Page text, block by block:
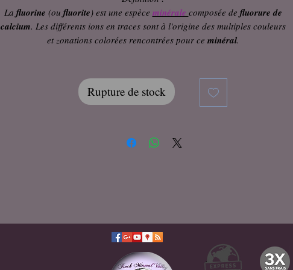
La fluorine (ou fluorite) est une espèce minérale composée de fluorure de
calcium. Les différents ions en traces sont à l'origine des multiples couleurs
et zonations colorées rencontrées pour ce minéral.
Rupture de stock